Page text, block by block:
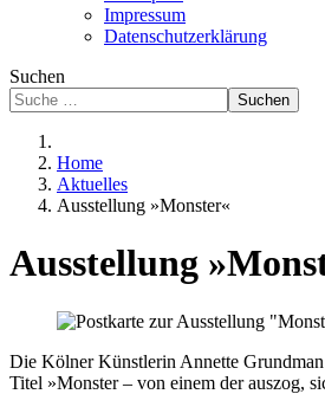
Impressum
Datenschutzerklärung
Suchen
Suchen
Home
Aktuelles
Ausstellung »Monster«
Ausstellung
Die Kölner Künstlerin Annette
Titel »Monster – von einem der auszog,